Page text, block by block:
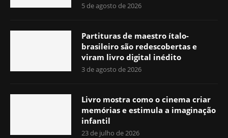
5 de agosto de 2026
Partituras de maestro ítalo-
brasileiro são redescobertas e
viram livro digital inédito
3 de agosto de 2026
Livro mostra como o cinema criar
memórias e estimula a imaginação
infantil
23 de julho de 2026